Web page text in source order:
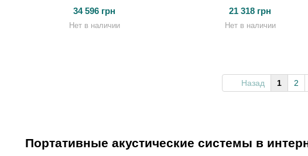
Портативные акустические системы в
34 596 грн
Нет в наличии
21 318 грн
Нет в наличии
Назад 1 2